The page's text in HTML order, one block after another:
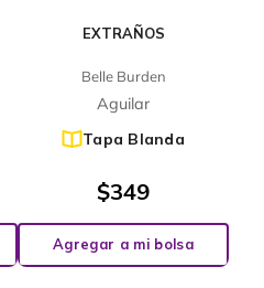
EXTRAÑOS
Belle Burden
Aguilar
Tapa Blanda
$349
Agregar a mi bolsa